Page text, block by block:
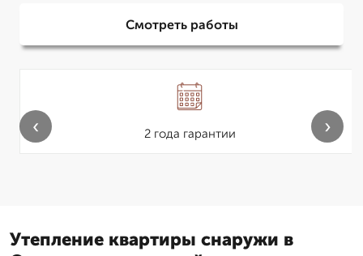
Смотреть работы
2 года гарантии
‹ ›
Утепление квартиры снаружи в